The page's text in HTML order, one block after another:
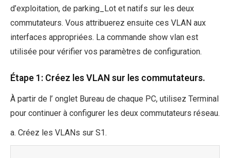
d’exploitation, de parking_Lot et natifs sur les deux
commutateurs. Vous attribuerez ensuite ces VLAN aux
interfaces appropriées. La commande show vlan est
utilisée pour vérifier vos paramètres de configuration.
Étape 1: Créez les VLAN sur les commutateurs.
À partir de l’ onglet Bureau de chaque PC, utilisez Terminal
pour continuer à configurer les deux commutateurs réseau.
a. Créez les VLANs sur S1.